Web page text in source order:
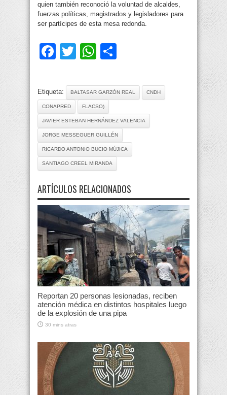
quien también reconoció la voluntad de alcaldes,
fuerzas políticas, magistrados y legisladores para
ser partícipes de esta mesa redonda.
Facebook
TwitterWhatsApp
Etiqueta: BALTASAR GARZÓN REAL CNDH
CONAPRED FLACSO)
JAVIER ESTEBAN HERNÁNDEZ VALENCIA
JORGE MESSEGUER GUILLÉN
RICARDO ANTONIO BUCIO MÚJICA
SANTIAGO CREEL MIRANDA
ARTÍCULOS RELACIONADOS
Reportan 20 personas lesionadas, reciben
atención médica en distintos hospitales luego
de la explosión de una pipa
30 mins atras